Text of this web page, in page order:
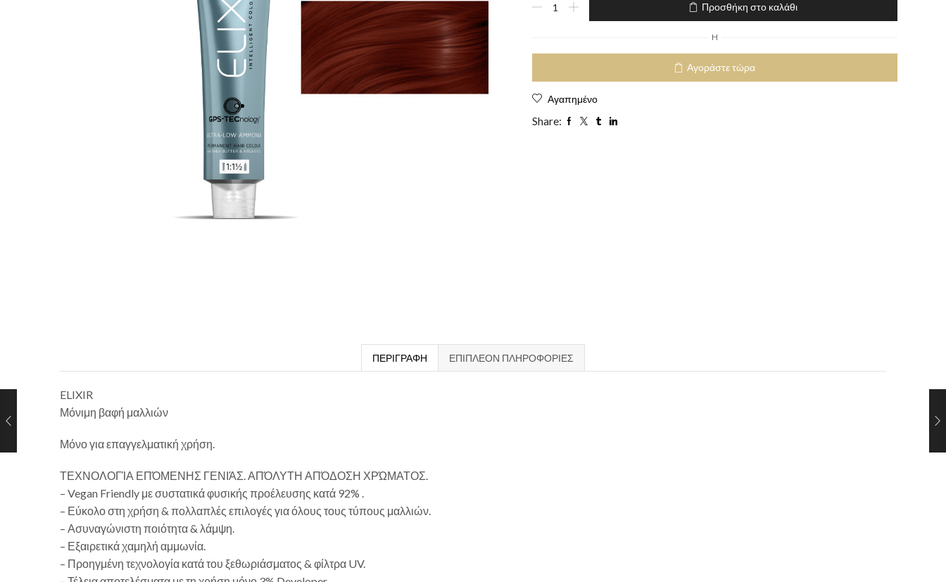
Προσθήκη στο καλάθι
H
Αγοράστε τώρα
Αγαπημένο
Share:
ΠΕΡΙΓΡΑΦΉ ΕΠΙΠΛΈΟΝ ΠΛΗΡΟΦΟΡΊΕΣ
ELIXIR
Μόνιμη βαφή μαλλιών
Μόνο για επαγγελματική χρήση.
ΤΕΧΝΟΛΟΓΊΑ ΕΠΌΜΕΝΗΣ ΓΕΝΙΆΣ. ΑΠΌΛΥΤΗ ΑΠΌΔΟΣΗ ΧΡΏΜΑΤΟΣ.
– Vegan Friendly με συστατικά φυσικής προέλευσης κατά 92% .
– Εύκολο στη χρήση & πολλαπλές επιλογές για όλους τους τύπους μαλλιών.
– Ασυναγώνιστη ποιότητα & λάμψη.
– Εξαιρετικά χαμηλή αμμωνία.
– Προηγμένη τεχνολογία κατά του ξεθωριάσματος & φίλτρα UV.